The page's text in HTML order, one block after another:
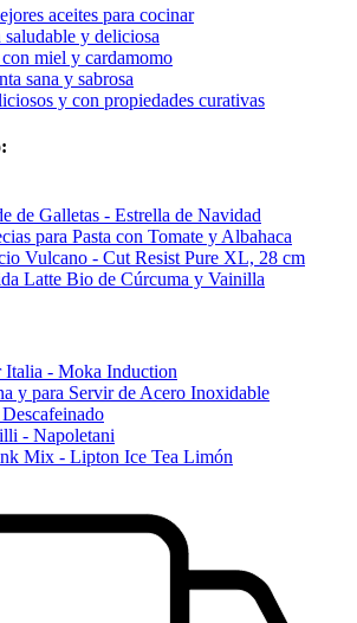
aceites para cocinar
y deliciosa
miel y cardamomo
sana y sabrosa
y con propiedades curativas
de Galletas - Estrella de Navidad
para Pasta con Tomate y Albahaca
Vulcano - Cut Resist Pure XL, 28 cm
Latte Bio de Cúrcuma y Vainilla
- Moka Induction
y para Servir de Acero Inoxidable
- Napoletani
Mix - Lipton Ice Tea Limón